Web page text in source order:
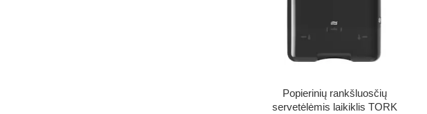
Popierinių rankšluosčių
servetėlėmis laikiklis TORK